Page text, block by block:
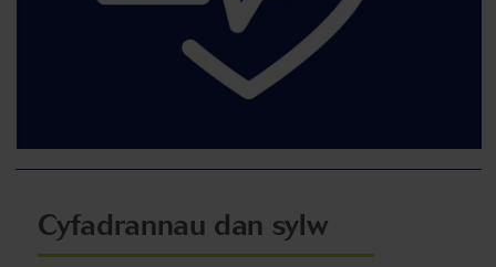
Cyfadrannau dan sylw